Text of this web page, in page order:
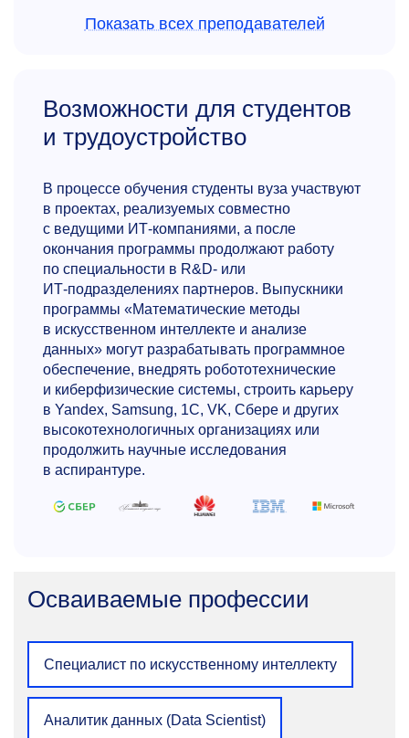
Эмин Рафаилович Тагиев
кибернетики, сотрудник ПАО Сбербанк
Сферы научных интересов: исследование
и внедрение передовых методов машинного
обучения, глубокого обучения
и компьютерного зрения в прикладных
и научных задачах
tagiev.er@misis.ru
Александр Сергеевич
кибернетики
математические модели когнитивных
процессов, экспертные системы, модели,
технологии хранения и анализа данных.
Показать всех преподавателей
Возможности для студентов
и трудоустройство
В процессе обучения студенты вуза участвуют
в проектах, реализуемых совместно
с ведущими ИТ‑компаниями, а после
окончания программы продолжают работу
по специальности в R&D‑ или
ИТ‑подразделениях партнеров. Выпускники
программы «Математические методы
в искусственном интеллекте и анализе
данных» могут разрабатывать программное
обеспечение, внедрять робототехнические
и киберфизические системы, строить карьеру
в Yandex, Samsung, 1С, VK, Сбере и других
высокотехнологичных организациях или
продолжить научные исследования
в аспирантуре.
Осваиваемые профессии
Специалист по искусственному интеллекту
Аналитик данных (Data Scientist)